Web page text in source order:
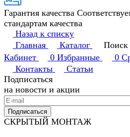
Гарантия качества
стандартам качества
Назад к списку
Главная
Каталог Поиск
Кабинет
0 Избранные 0
Контакты
Статьи
Подписаться
на новости и акции
Подписаться
СКРЫТЫЙ МОНТАЖ